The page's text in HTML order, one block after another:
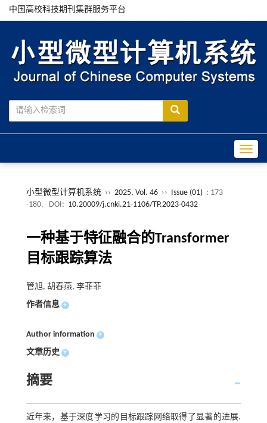
中国高校科技期刊集群服务平台
小型微型计算机系统 ›› 2025, Vol. 46 ›› Issue (01) : 173
-180.
DOI: 10.20009/j.cnki.21-1106/TP.2023-0432
一种基于特征融合的Transformer
目标跟踪算法
管旭, 胡春燕, 李菲菲
作者信息 +
Author information +
文章历史 +
摘要
近年来，基于深度学习的目标跟踪网络取得了显著的进展.